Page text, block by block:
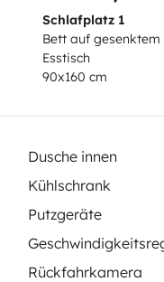
Schlafplatz 1
Bett auf gesenktem
Esstisch
90x160 cm
Dusche innen
Kühlschrank
Putzgeräte
Rückfahrkamera